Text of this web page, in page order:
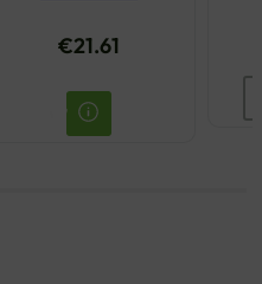
€21.61